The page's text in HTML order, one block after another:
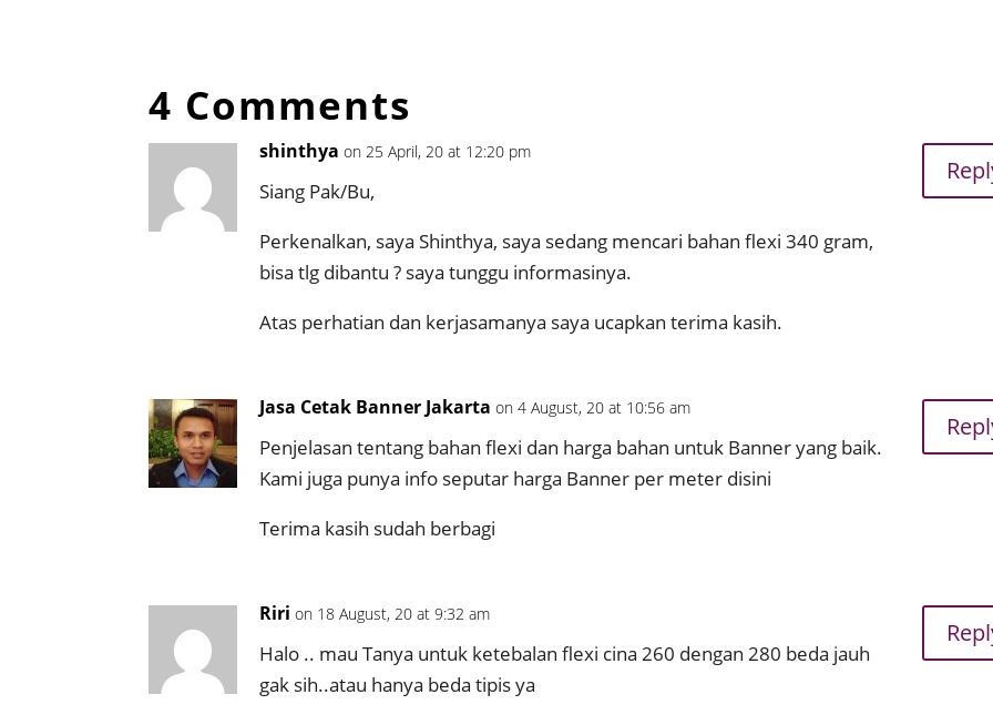
4 Comments
shinthya on 25 April, 20 at 12:20 pm
Siang Pak/Bu,
Perkenalkan, saya Shinthya, saya sedang mencari bahan flexi 340 gram,
bisa tlg dibantu ? saya tunggu informasinya.
Atas perhatian dan kerjasamanya saya ucapkan terima kasih.
Jasa Cetak Banner Jakarta on 4 August, 20 at 10:56 am
Penjelasan tentang bahan flexi dan harga bahan untuk Banner yang baik.
Kami juga punya info seputar harga Banner per meter disini
Terima kasih sudah berbagi
Riri on 18 August, 20 at 9:32 am
Halo .. mau Tanya untuk ketebalan flexi cina 260 dengan 280 beda jauh
gak sih..atau hanya beda tipis ya